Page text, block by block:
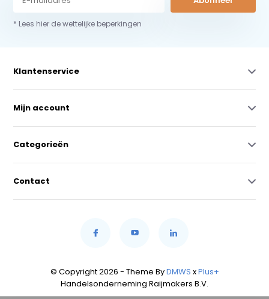
* Lees hier de wettelijke beperkingen
Klantenservice
Mijn account
Categorieën
Contact
© Copyright 2026 - Theme ByDMWS xPlus+
Handelsonderneming Raijmakers B.V.